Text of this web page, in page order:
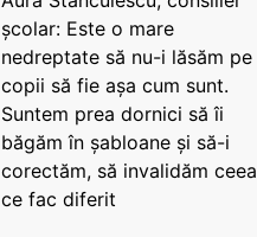
școlar: Este o mare
nedreptate să nu-i lăsăm pe
copii să fie așa cum sunt.
Suntem prea dornici să îi
băgăm în șabloane și să-i
corectăm, să invalidăm ceea
ce fac diferit